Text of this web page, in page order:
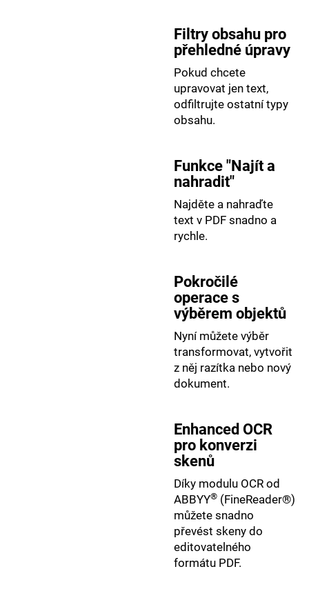
Filtry obsahu pro
přehledné úpravy
Pokud chcete
upravovat jen text,
odfiltrujte ostatní typy
obsahu.
Funkce "Najít a
nahradit"
Najděte a nahraďte
text v PDF snadno a
rychle.
Pokročilé
operace s
výběrem objektů
Nyní můžete výběr
transformovat, vytvořit
z něj razítka nebo nový
dokument.
Enhanced OCR
pro konverzi
skenů
Díky modulu OCR od
ABBYY® (FineReader®)
můžete snadno
převést skeny do
editovatelného
formátu PDF.